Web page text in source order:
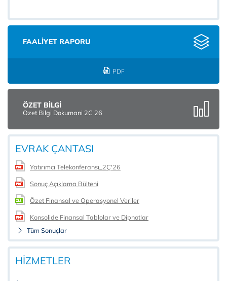
FAALİYET RAPORU
PDF
ÖZET BİLGİ
Ozet Bilgi Dokumani 2C 26
EVRAK ÇANTASI
Yatırımcı Telekonferansı_2Ç'26
Sonuç Açıklama Bülteni
Özet Finansal ve Operasyonel Veriler
Konsolide Finansal Tablolar ve Dipnotlar
Tüm Sonuçlar
HİZMETLER